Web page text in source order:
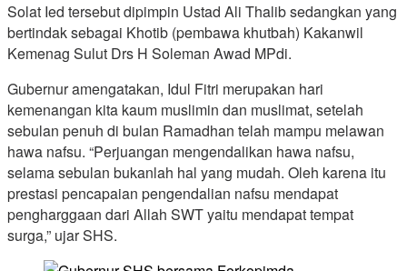
Solat Ied tersebut dipimpin Ustad Ali Thalib sedangkan yang
bertindak sebagai Khotib (pembawa khutbah) Kakanwil
Kemenag Sulut Drs H Soleman Awad MPdi.
Gubernur amengatakan, Idul Fitri merupakan hari
kemenangan kita kaum muslimin dan muslimat, setelah
sebulan penuh di bulan Ramadhan telah mampu melawan
hawa nafsu. “Perjuangan mengendalikan hawa nafsu,
selama sebulan bukanlah hal yang mudah. Oleh karena itu
prestasi pencapaian pengendalian nafsu mendapat
pengharggaan dari Allah SWT yaitu mendapat tempat
surga,” ujar SHS.